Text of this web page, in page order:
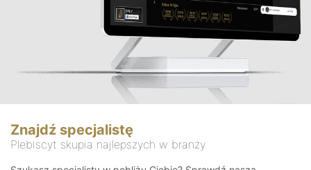
Znajdź specjalistę
Plebiscyt skupia najlepszych w branży